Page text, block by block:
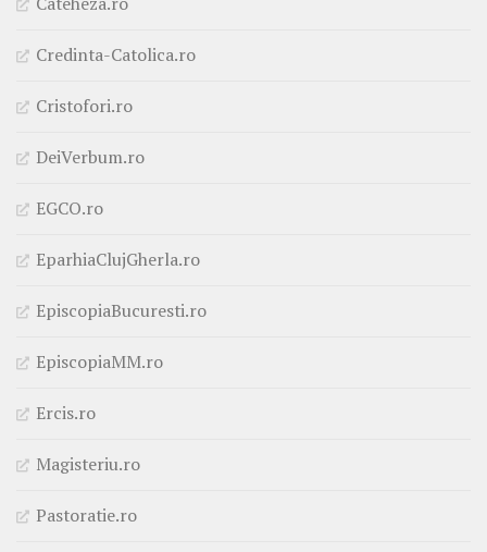
Credinta-Catolica.ro
Cristofori.ro
DeiVerbum.ro
EGCO.ro
EparhiaClujGherla.ro
EpiscopiaBucuresti.ro
EpiscopiaMM.ro
Ercis.ro
Magisteriu.ro
Pastoratie.ro